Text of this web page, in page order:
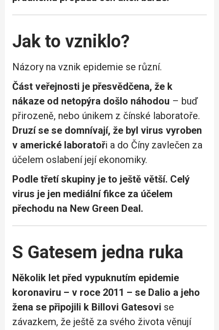
Jak to vzniklo?
Názory na vznik epidemie se různí.
Část veřejnosti je přesvědčena, že k
nákaze od netopýra došlo náhodou – buď
přirozeně, nebo únikem z čínské laboratoře.
Druzí se se domnívají, že byl virus vyroben
v americké laboratoři a do Číny zavlečen za
účelem oslabení její ekonomiky.
Podle třetí skupiny je to ještě větší. Celý
virus je jen mediální fikce za účelem
přechodu na New Green Deal.
S Gatesem jedna ruka
Několik let před vypuknutím epidemie
koronaviru – v roce 2011 – se Dalio a jeho
žena se připojili k Billovi Gatesovi se
závazkem, že ještě za svého života věnují